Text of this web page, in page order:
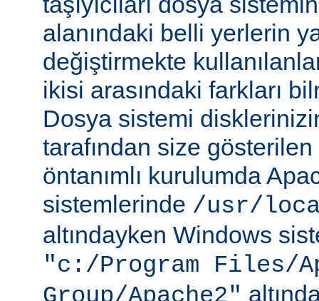
alanındaki belli yerlerin
değiştirmekte
ikisi arasındaki farkları
Dosya sistemi
tarafından size
öntanımlı kurulumda
sistemlerinde /usr/
altındayken Windows
"c:/Program Files/